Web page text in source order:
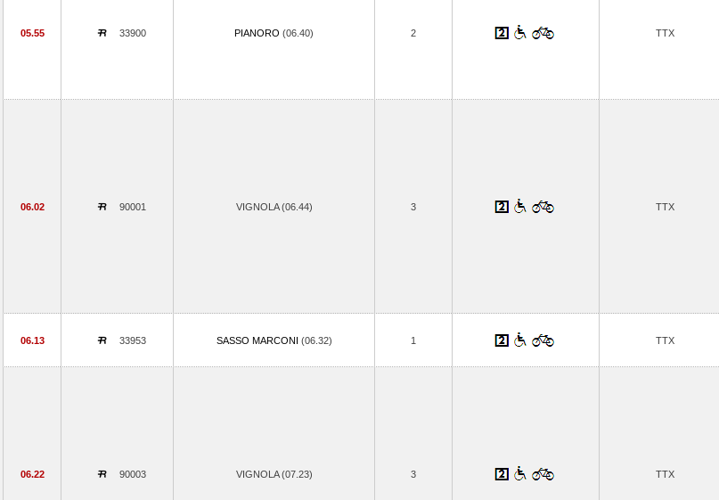
05.55 33900 PIANORO (06.40) 2 TTX
06.02 90001 VIGNOLA (06.44) 3 TTX
06.13 33953 SASSO MARCONI (06.32) 1 TTX
06.22 90003 VIGNOLA (07.23) 3 TTX